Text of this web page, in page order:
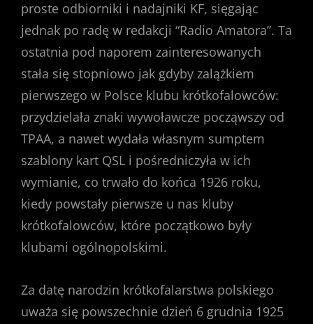
proste odbiorniki i nadajniki KF, sięgając
jednak po radę w redakcji “Radio Amatora”. Ta
ostatnia pod naporem zainteresowanych
stała się stopniowo jak gdyby zalążkiem
pierwszego w Polsce klubu krótkofalowców:
przydzielała znaki wywoławcze począwszy od
TPAA, a nawet wydała własnym sumptem
szablony kart QSL i pośredniczyła w ich
wymianie, co trwało do końca 1926 roku,
kiedy powstały pierwsze u nas kluby
krótkofalowców, które początkowo były
klubami ogólnopolskimi.
Za datę narodzin krótkofalarstwa polskiego
uważa się powszechnie dzień 6 grudnia 1925